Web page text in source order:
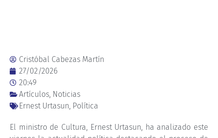
Cristóbal Cabezas Martín
27/02/2026
20:49
Artículos Noticias
Ernest Urtasun Política
El ministro de Cultura, Ernest Urtasun, ha analizado este